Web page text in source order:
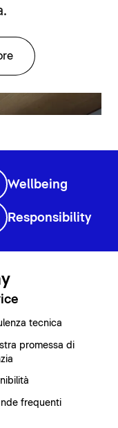
Wellbeing
Responsibility
tecnica
promessa di
frequenti